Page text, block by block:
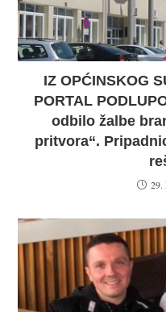
IZ OPĆINSKOG
PORTAL
odbilo žalbe
pritvora“.
29.